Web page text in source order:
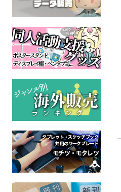
KEYAKI Hobby
ケモノ
全年齢